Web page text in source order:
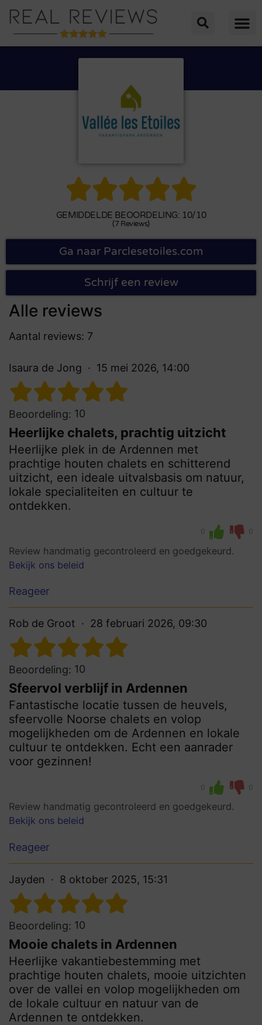

GEMIDDELDE BEOORDELING: 10/10
(7 Reviews)
Ga naar Parclesetoiles.com
Schrijf een review
Alle reviews
Aantal reviews: 7
Isaura de Jong 15 mei 2026, 14:00
Beoordeling: 10
Heerlijke chalets, prachtig uitzicht
Heerlijke plek in de Ardennen met
prachtige houten chalets en schitterend
uitzicht, een ideale uitvalsbasis om natuur,
lokale specialiteiten en cultuur te
ontdekken.
0 0
Review handmatig gecontroleerd en goedgekeurd.
Bekijk ons beleid
Reageer
Rob de Groot 28 februari 2026, 09:30
Beoordeling: 10
Sfeervol verblijf in Ardennen
Fantastische locatie tussen de heuvels,
sfeervolle Noorse chalets en volop
mogelijkheden om de Ardennen en lokale
cultuur te ontdekken. Echt een aanrader
voor gezinnen!
0 0
Review handmatig gecontroleerd en goedgekeurd.
Bekijk ons beleid
Reageer
Jayden 8 oktober 2025, 15:31
Beoordeling: 10
Mooie chalets in Ardennen
Heerlijke vakantiebestemming met
prachtige houten chalets, mooie uitzichten
over de vallei en volop mogelijkheden om
de lokale cultuur en natuur van de
Ardennen te ontdekken.